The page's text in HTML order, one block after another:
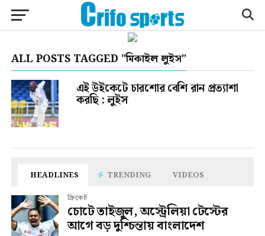
ALL POSTS TAGGED "মিকাইল লুইস"
এই উইকেটে চারশোর বেশি রান প্রত্যাশা
করছি : লুইস
HEADLINES TRENDING VIDEOS
ক্রিকেট
চোটে তাইজুল, অস্ট্রেলিয়া টেস্টের
আগে বড় দুশ্চিন্তায় বাংলাদেশ